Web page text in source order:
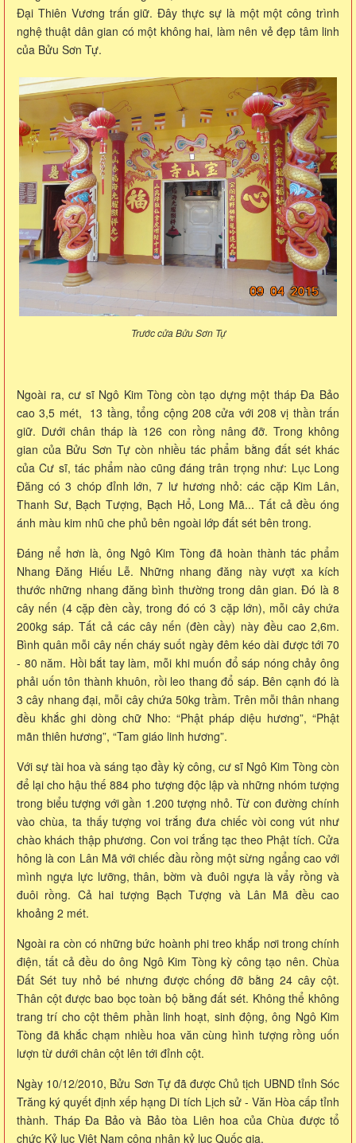
Đại Thiên Vương trấn giữ. Đây thực sự là một một công trình
nghệ thuật dân gian có một không hai, làm nên vẻ đẹp tâm linh
của Bửu Sơn Tự.
Trước cửa Bửu Sơn Tự
Ngoài ra, cư sĩ Ngô Kim Tòng còn tạo dựng một tháp Đa Bảo
cao 3,5 mét, 13 tầng, tổng cộng 208 cửa với 208 vị thần trấn
giữ. Dưới chân tháp là 126 con rồng nâng đỡ. Trong không
gian của Bửu Sơn Tự còn nhiều tác phẩm bằng đất sét khác
của Cư sĩ, tác phẩm nào cũng đáng trân trọng như: Lục Long
Đăng có 3 chóp đỉnh lớn, 7 lư hương nhỏ: các cặp Kim Lân,
Thanh Sư, Bạch Tượng, Bạch Hổ, Long Mã... Tất cả đều óng
ánh màu kim nhũ che phủ bên ngoài lớp đất sét bên trong.
Đáng nể hơn là, ông Ngô Kim Tòng đã hoàn thành tác phẩm
Nhang Đăng Hiếu Lễ. Những nhang đăng này vượt xa kích
thước những nhang đăng bình thường trong dân gian. Đó là 8
cây nến (4 cặp đèn cầy, trong đó có 3 cặp lớn), mỗi cây chứa
200kg sáp. Tất cả các cây nến (đèn cầy) này đều cao 2,6m.
Bình quân mỗi cây nến cháy suốt ngày đêm kéo dài được tới 70
- 80 năm. Hồi bắt tay làm, mỗi khi muốn đổ sáp nóng chảy ông
phải uốn tôn thành khuôn, rồi leo thang đổ sáp. Bên cạnh đó là
3 cây nhang đại, mỗi cây chứa 50kg trầm. Trên mỗi thân nhang
đều khắc ghi dòng chữ Nho: “Phật pháp diệu hương”, “Phật
mãn thiên hương”, “Tam giáo linh hương”.
Với sự tài hoa và sáng tạo đầy kỳ công, cư sĩ Ngô Kim Tòng còn
để lại cho hậu thế 884 pho tượng độc lập và những nhóm tượng
trong biểu tượng với gần 1.200 tượng nhỏ. Từ con đường chính
vào chùa, ta thấy tượng voi trắng đưa chiếc vòi cong vút như
chào khách thập phương. Con voi trắng tạc theo Phật tích. Cửa
hông là con Lân Mã với chiếc đầu rồng một sừng ngẩng cao với
mình ngựa lực lưỡng, thân, bờm và đuôi ngựa là vẩy rồng và
đuôi rồng. Cả hai tượng Bạch Tượng và Lân Mã đều cao
khoảng 2 mét.
Ngoài ra còn có những bức hoành phi treo khắp nơi trong chính
điện, tất cả đều do ông Ngô Kim Tòng kỳ công tạo nên. Chùa
Đất Sét tuy nhỏ bé nhưng được chống đỡ bằng 24 cây cột.
Thân cột được bao bọc toàn bộ bằng đất sét. Không thể không
trang trí cho cột thêm phần linh hoạt, sinh động, ông Ngô Kim
Tòng đã khắc chạm nhiều hoa văn cùng hình tượng rồng uốn
lượn từ dưới chân cột lên tới đỉnh cột.
Ngày 10/12/2010, Bửu Sơn Tự đã được Chủ tịch UBND tỉnh Sóc
Trăng ký quyết định xếp hạng Di tích Lịch sử - Văn Hòa cấp tỉnh
thành. Tháp Đa Bảo và Bảo tòa Liên hoa của Chùa được tổ
chức Kỷ lục Việt Nam công nhận kỷ lục Quốc gia.